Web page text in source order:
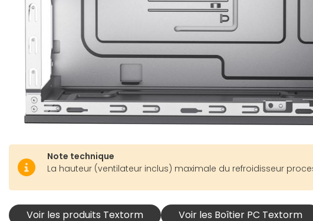
Note technique
La hauteur (ventilateur inclus) maximale du refroidisseur
Voir les produits Textorm Voir les Boîtier PC Textorm